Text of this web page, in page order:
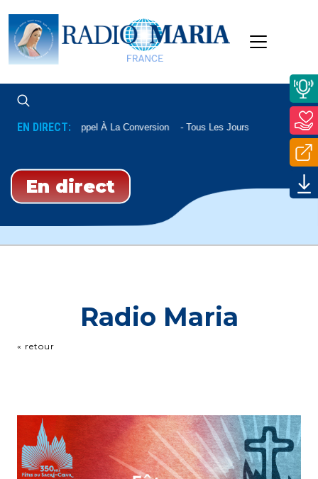
EN DIRECT: Appel À La Conversion Tous Les Jours À 22h20
En direct
Radio Maria
« retour